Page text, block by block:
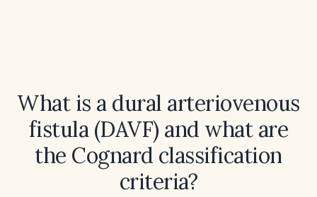
What is a dural arteriovenous
fistula (DAVF) and what are
the Cognard classification
criteria?